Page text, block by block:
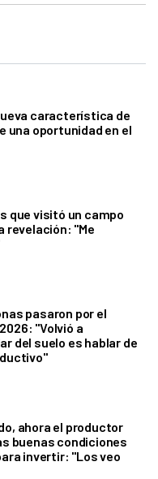
característica de
una oportunidad en el
que visitó un campo
revelación: "Me
pasaron por el
"Volvió a
del suelo es hablar de
ahora el productor
buenas condiciones
invertir: "Los veo